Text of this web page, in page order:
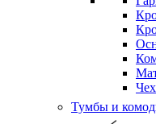
Тумбы и